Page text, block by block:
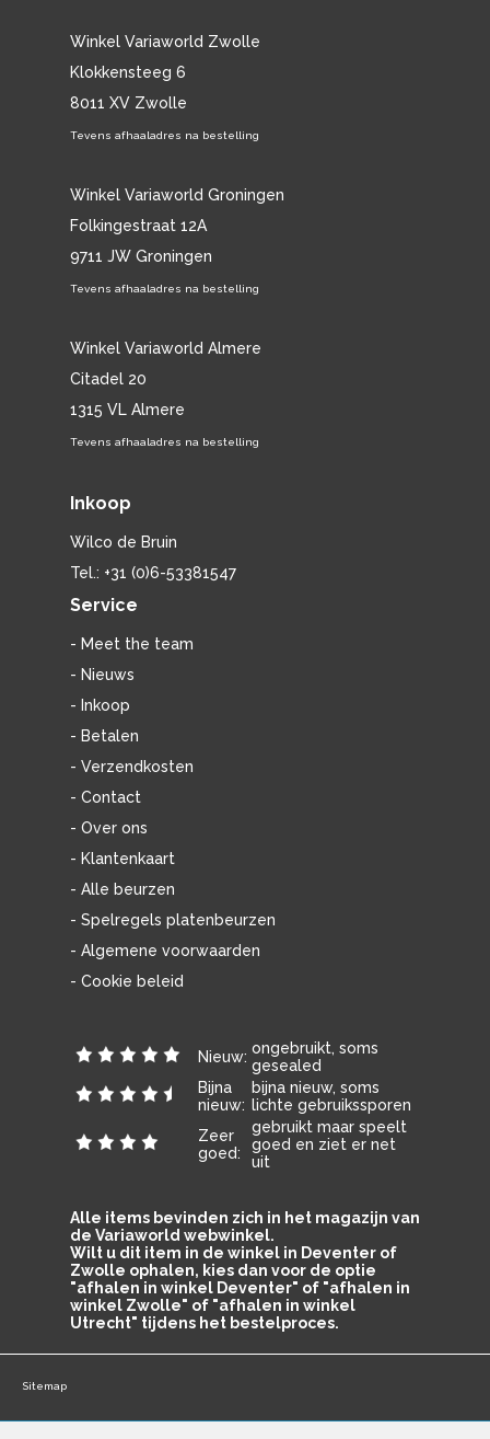
Winkel Variaworld Zwolle
Klokkensteeg 6
8011 XV Zwolle
Tevens afhaaladres na bestelling
Winkel Variaworld Groningen
Folkingestraat 12A
9711 JW Groningen
Tevens afhaaladres na bestelling
Winkel Variaworld Almere
Citadel 20
1315 VL Almere
Tevens afhaaladres na bestelling
Inkoop
Wilco de Bruin
Tel.: +31 (0)6-53381547
Service
- Meet the team
- Nieuws
- Inkoop
- Betalen
- Verzendkosten
- Contact
- Over ons
- Klantenkaart
- Alle beurzen
- Spelregels platenbeurzen
- Algemene voorwaarden
- Cookie beleid
Nieuw: ongebruikt, soms
gesealed
Bijna
nieuw:
bijna nieuw, soms
lichte gebruikssporen
Zeer
goed:
gebruikt maar speelt
goed en ziet er net
uit
Alle items bevinden zich in het magazijn van
de Variaworld webwinkel.
Wilt u dit item in de winkel in Deventer of
Zwolle ophalen, kies dan voor de optie
"afhalen in winkel Deventer" of "afhalen in
winkel Zwolle" of "afhalen in winkel
Utrecht" tijdens het bestelproces.
Sitemap